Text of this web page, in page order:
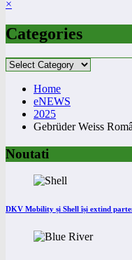
×
Categories
Categories
Home
eNEWS
2025
Gebrüder Weiss
Noutati
DKV Mobility și Shell își extind